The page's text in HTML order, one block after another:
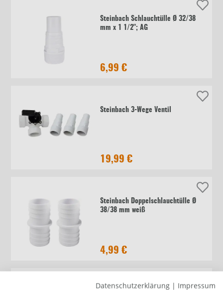
Steinbach Schlauchtülle Ø 32/38
mm x 1 1/2"; AG
6,99 €
Steinbach 3-Wege Ventil
19,99 €
Steinbach Doppelschlauchtülle Ø
38/38 mm weiß
4,99 €
Datenschutzerklärung | Impressum